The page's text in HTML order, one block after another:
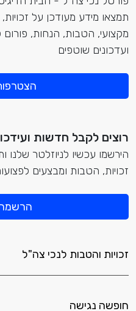
תמצאו מידע מעודכן על
מקצועי, הטבות, הנחות,
ועדכונים שוטפים
רוצים לקבל חדשות
הירשמו עכשיו לניוזלטר שלנו
זכויות, הטבות ומבצעים
הרשמה
זכויות והטבות לנכי צה"ל
חופשה נגישה